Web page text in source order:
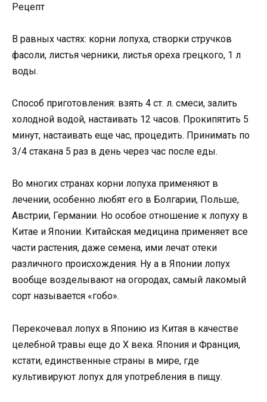
Рецепт
В равных частях: корни лопуха, створки стручков
фасоли, листья черники, листья ореха грецкого, 1 л
воды.
Способ приготовления: взять 4 ст. л. смеси, залить
холодной водой, настаивать 12 часов. Прокипятить 5
минут, настаивать еще час, процедить. Принимать по
3/4 стакана 5 раз в день через час после еды.
Во многих странах корни лопуха применяют в
лечении, особенно любят его в Болгарии, Польше,
Австрии, Германии. Но особое отношение к лопуху в
Китае и Японии. Китайская медицина применяет все
части растения, даже семена, ими лечат отеки
различного происхождения. Ну а в Японии лопух
вообще возделывают на огородах, самый лакомый
сорт называется «гобо».
Перекочевал лопух в Японию из Китая в качестве
целебной травы еще до X века. Япония и Франция,
кстати, единственные страны в мире, где
культивируют лопух для употребления в пищу.